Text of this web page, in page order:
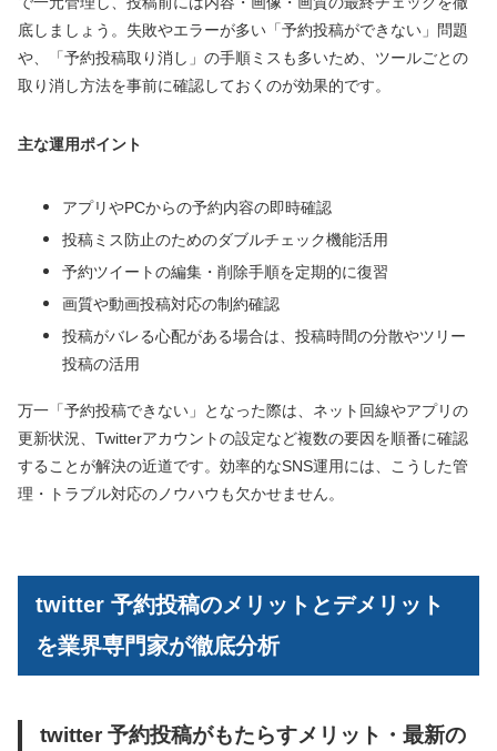
底しましょう。失敗やエラーが多い「予約投稿ができない」問題
や、「予約投稿取り消し」の手順ミスも多いため、ツールごとの
取り消し方法を事前に確認しておくのが効果的です。
主な運用ポイント
アプリやPCからの予約内容の即時確認
投稿ミス防止のためのダブルチェック機能活用
予約ツイートの編集・削除手順を定期的に復習
画質や動画投稿対応の制約確認
投稿がバレる心配がある場合は、投稿時間の分散やツリー
投稿の活用
万一「予約投稿できない」となった際は、ネット回線やアプリの
更新状況、Twitterアカウントの設定など複数の要因を順番に確認
することが解決の近道です。効率的なSNS運用には、こうした管
理・トラブル対応のノウハウも欠かせません。
twitter 予約投稿のメリットとデメリット
を業界専門家が徹底分析
twitter 予約投稿がもたらすメリット・最新の